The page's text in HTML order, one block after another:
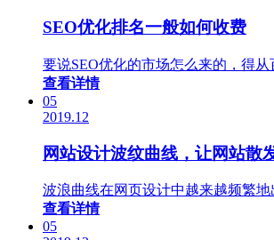
SEO优化排名一般如何收费
要说SEO优化的市场怎么来的，得从
查看详情
05
2019.12
网站设计波纹曲线，让网站散
波浪曲线在网页设计中越来越频繁地
查看详情
05